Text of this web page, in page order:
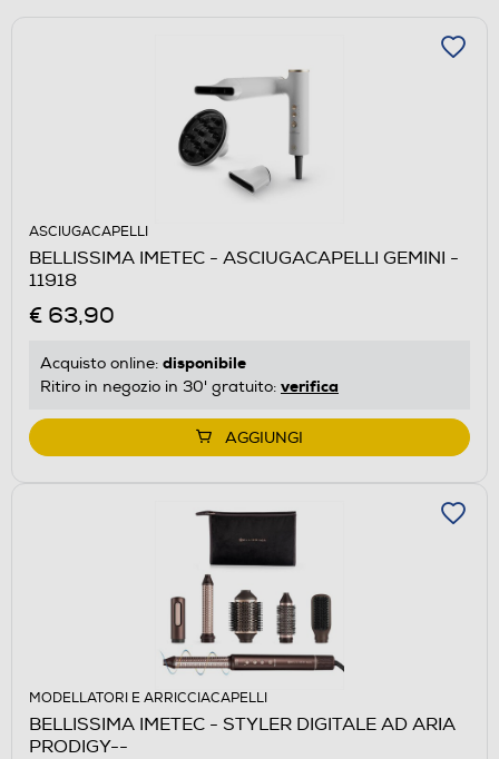
ASCIUGACAPELLI
BELLISSIMA IMETEC - ASCIUGACAPELLI GEMINI -
11918
€ 63,90
Acquisto online: disponibile
Ritiro in negozio in 30' gratuito: verifica
AGGIUNGI
MODELLATORI E ARRICCIACAPELLI
BELLISSIMA IMETEC - STYLER DIGITALE AD ARIA
PRODIGY--